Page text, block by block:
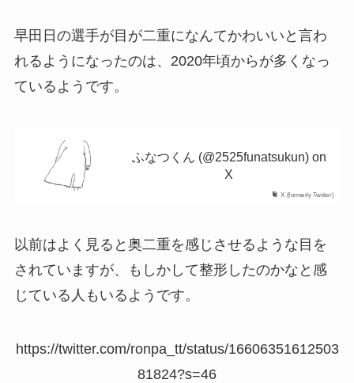
早田日の選手が目が二重になんてかわいいと言わ
れるようになったのは、2020年頃からが多くなっ
ているようです。
X (formerly Twitter)
ふなつくん (@2525funatsukun) on
X
以前はよく見ると奥二重を感じさせるような目を
されていますが、もしかして整形したのかなと感
じている人もいるようです。
https://twitter.com/ronpa_tt/status/16606351612503
81824?s=46